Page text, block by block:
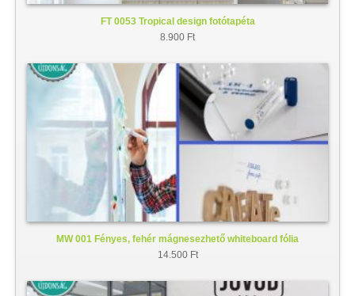
FT 0053 Tropical design fotótapéta
8.900 Ft
MW 001 Fényes, fehér mágnesezhető whiteboard fólia
14.500 Ft